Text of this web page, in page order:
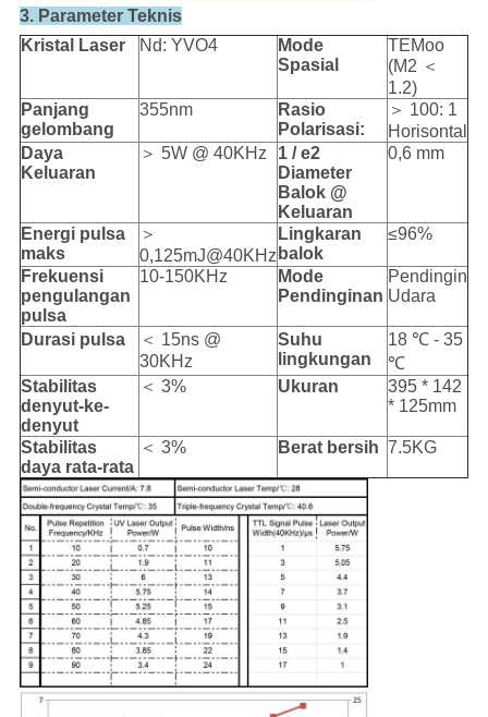
3. Parameter Teknis
Kristal Laser
Nd: YVO4
Mode
Spasial
TEMoo
(M2 ＜
1.2)
Panjang
gelombang
355nm
Rasio
Polarisasi:
＞ 100: 1
Horisontal
Daya
Keluaran
＞ 5W @ 40KHz
1 / e2
Diameter
Balok @
Keluaran
0,6 mm
Energi pulsa
maks
＞
0,125mJ@40KHz
Lingkaran
balok
≤96%
Frekuensi
pengulangan
pulsa
10-150KHz
Mode
Pendinginan
Pendingin
Udara
Durasi pulsa
＜ 15ns @
30KHz
Suhu
lingkungan
18 ℃ - 35
℃
Stabilitas
denyut-ke-
denyut
＜ 3% Ukuran
395 * 142
* 125mm
Stabilitas
daya rata-rata
＜ 3% Berat bersih 7.5KG